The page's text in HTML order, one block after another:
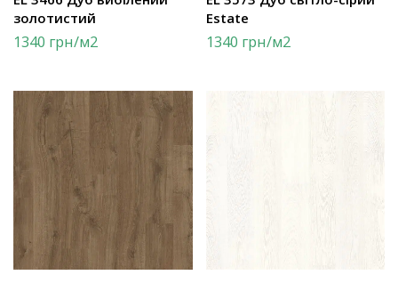
золотистий
1340 грн/м2
Estate
1340 грн/м2